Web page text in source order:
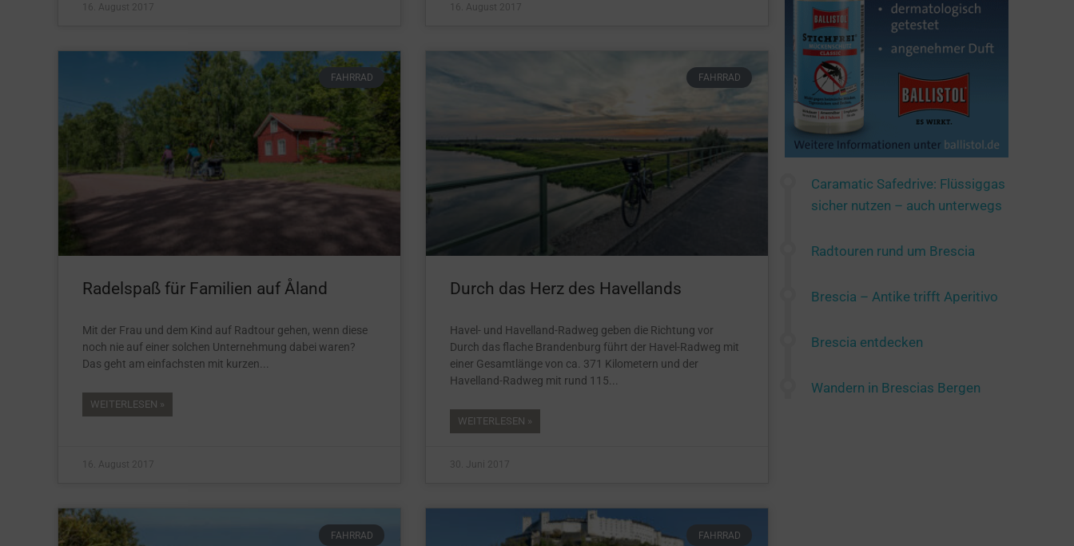
16. August 2017 16. August 2017
FAHRRAD
Radelspaß für Familien auf Åland
Mit der Frau und dem Kind auf Radtour gehen, wenn diese
noch nie auf einer solchen Unternehmung dabei waren?
Das geht am einfachsten mit kurzen
WEITERLESEN »
16. August 2017
FAHRRAD
Durch das Herz des Havellands
Havel- und Havelland-Radweg geben die Richtung vor
Durch das flache Brandenburg führt der Havel-Radweg mit
einer Gesamtlänge von ca. 371 Kilometern und der
Havelland-Radweg mit rund 115
WEITERLESEN »
30. Juni 2017
FAHRRAD FAHRRAD
Caramatic Safedrive: Flüssiggas
sicher nutzen – auch unterwegs
Radtouren rund um Brescia
Brescia – Antike trifft Aperitivo
Brescia entdecken
Wandern in Brescias Bergen